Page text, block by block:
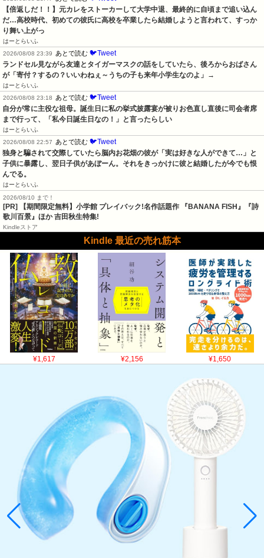
【倍返しだ！！】元カレをストーカーして大学中退、最終的に自頃まで追い込ん
だ…高校時代、初めての彼氏に高校を卒業したら結婚しようと言われて、すっか
り舞い上がっ
はーとらいふ
2026/08/08 23:39
あとで読む 🐦Tweet
ランドセル見ながら友達とタイガーマスクの話をしていたら、後ろからおばさん
が「寄付？するの？いいわねぇ～うちの子も来年小学生なのよ」→
はーとらいふ
2026/08/08 23:18
あとで読む 🐦Tweet
自分が常に主役な祖母。誕生日に私の挙式披露宴が被りお色直し直後に司会者席
まで行って、「私今日誕生日なの！」と言ったらしい
はーとらいふ
2026/08/08 22:57
あとで読む 🐦Tweet
独身と騙されて交際していたら脳内お花畑の彼が「実は好きな人ができて…」と
子供に暴露し、翌日子供があぼーん。それをきっかけに彼と結婚したが今でも恨
んでる。
はーとらいふ
2026/08/10 まで！
[PR] 【期間限定無料】小学館 プレイバック!名作話題作 『BANANA FISH』『詩
歌川百景』ほか 吉田秋生特集!
Kindleストア
Kindle 最近の売れ筋本
¥1,617 ¥2,156 ¥1,650